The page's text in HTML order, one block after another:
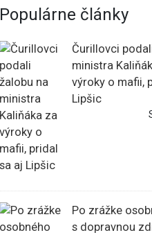
Populárne články
Čurillovci
ministra
výroky o mafii,
Lipšic
Po zrážke
s dopravnou